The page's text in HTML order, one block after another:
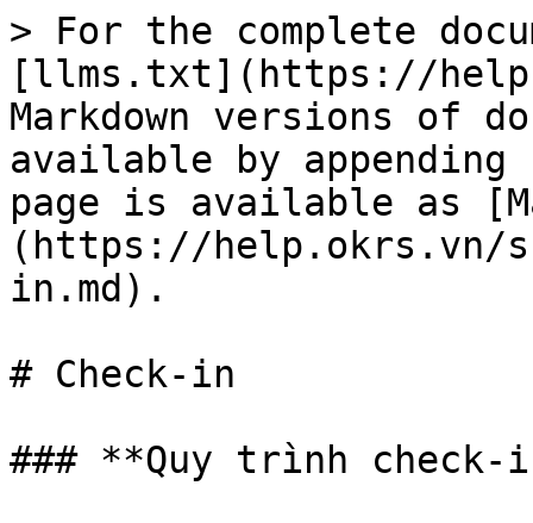
> For the complete
[llms.txt](https://
Markdown versions of
available by
page is available as
(https://help.okrs.vn/s-
in.md).
# Check-in
### **Quy trình check-